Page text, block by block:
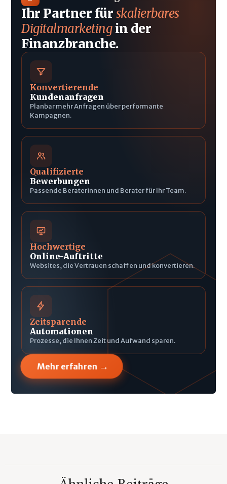
Ihr Partner fürskalierbares
Digitalmarketingin der
Finanzbranche.
Konvertierende
Kundenanfragen
Planbar mehr Anfragen über performante
Kampagnen.
Qualifizierte
Bewerbungen
Passende Beraterinnen und Berater für Ihr Team.
Hochwertige
Online-Auftritte
Websites, die Vertrauen schaffen und konvertieren.
Zeitsparende
Automationen
Prozesse, die Ihnen Zeit und Aufwand sparen.
Mehr erfahren →